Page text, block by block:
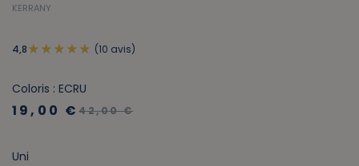
KERRANY
4,8 (10 avis)
Coloris : ECRU
19,00 €42,00 €
Uni